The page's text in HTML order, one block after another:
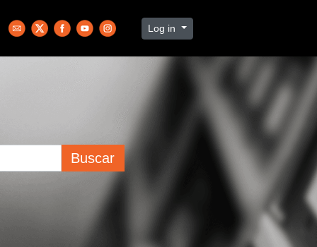
Log in
Buscar